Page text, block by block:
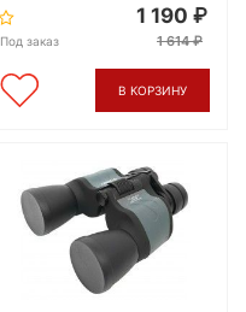
Под заказ
1 190
1 614
В КОРЗИНУ